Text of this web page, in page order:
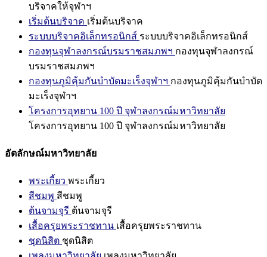
บริจาคให้จุฬาฯ
เริ่มต้นบริจาค เริ่มต้นบริจาค
ระบบบริจาคอิเล็กทรอนิกส์ ระบบบริจาคอิเล็กทรอนิกส์
กองทุนจุฬาลงกรณ์บรมราชสมภพฯ กองทุนจุฬาลงกรณ์
บรมราชสมภพฯ
กองทุนภูมิคุ้มกันบำบัดมะเร็งจุฬาฯ กองทุนภูมิคุ้มกันบำบัด
มะเร็งจุฬาฯ
โครงการอุทยาน 100 ปี จุฬาลงกรณ์มหาวิทยาลัย
โครงการอุทยาน 100 ปี จุฬาลงกรณ์มหาวิทยาลัย
อัตลักษณ์มหาวิทยาลัย
พระเกี้ยว พระเกี้ยว
สีชมพู สีชมพู
ต้นจามจุรี ต้นจามจุรี
เสื้อครุยพระราชทาน เสื้อครุยพระราชทาน
ชุดนิสิต ชุดนิสิต